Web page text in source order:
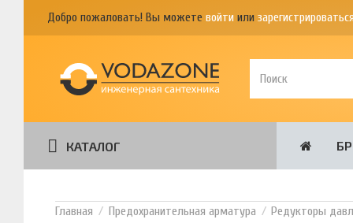
Добро пожаловать! Вы можете войти или
КАТАЛОГ
Предохранительная арматура Редукторы